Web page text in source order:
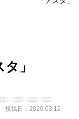
」
投稿日：2020.03.12